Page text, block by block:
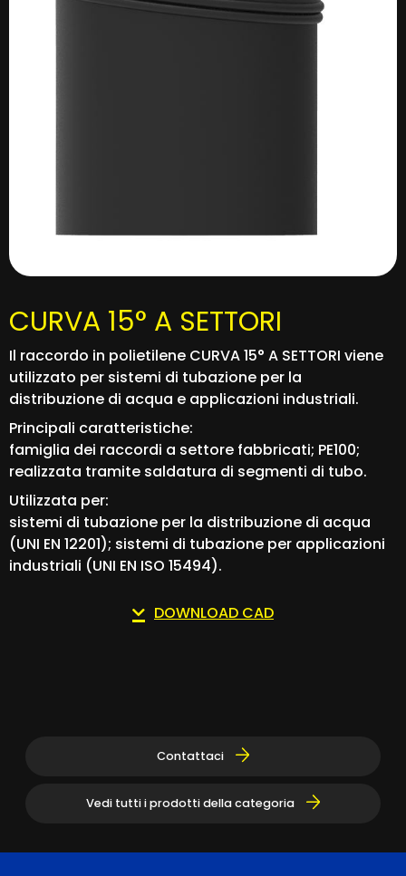
CURVA 15° A SETTORI
Il raccordo in polietilene CURVA 15° A SETTORI viene
utilizzato per sistemi di tubazione per la
distribuzione di acqua e applicazioni industriali.
Principali caratteristiche:
famiglia dei raccordi a settore fabbricati; PE100;
realizzata tramite saldatura di segmenti di tubo.
Utilizzata per:
sistemi di tubazione per la distribuzione di acqua
(UNI EN 12201); sistemi di tubazione per applicazioni
industriali (UNI EN ISO 15494).
DOWNLOAD CAD
Contattaci
Vedi tutti i prodotti della categoria